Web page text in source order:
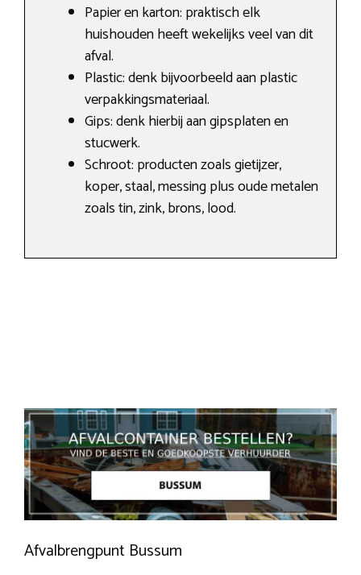
Papier en karton: praktisch elk
huishouden heeft wekelijks veel van dit
afval.
Plastic: denk bijvoorbeeld aan plastic
verpakkingsmateriaal.
Gips: denk hierbij aan gipsplaten en
stucwerk.
Schroot: producten zoals gietijzer,
koper, staal, messing plus oude metalen
zoals tin, zink, brons, lood.
Afvalbrengpunt Bussum